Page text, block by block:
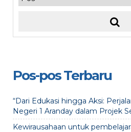
Pos-pos Terbaru
“Dari Edukasi hingga Aksi:
Negeri 1 Aranday dalam Projek
Kewirausahaan untuk